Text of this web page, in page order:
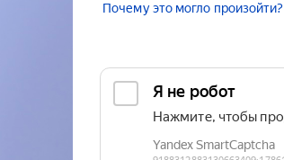
Почему это могло произойти?